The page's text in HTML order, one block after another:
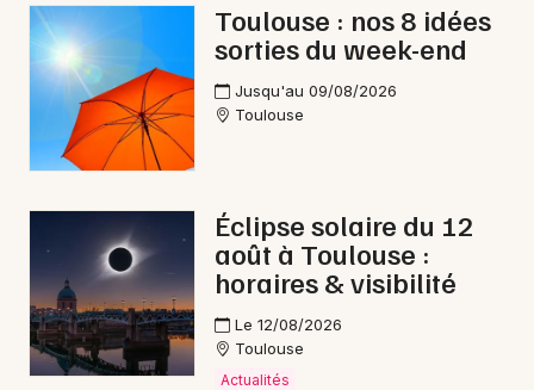
Toulouse : nos 8 idées
sorties du week-end
Jusqu'au 09/08/2026
Toulouse
Éclipse solaire du 12
août à Toulouse :
horaires & visibilité
Le 12/08/2026
Toulouse
Actualités